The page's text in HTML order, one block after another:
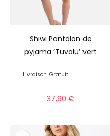
Shiwi Pantalon de
pyjama ‘Tuvalu’ vert
Livraison Gratuit
37,90€